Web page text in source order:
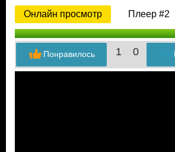
Онлайн просмотр Плеер #2
1 0
Понравилось